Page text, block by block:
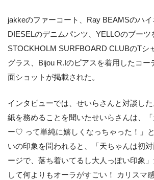
jakkeのファーコート、Ray BEAMSのハイ
DIESELのデニムパンツ、YELLOのブーツ
STOCKHOLM SURFBOARD CLUBのTシ
グラス、Bijou R.Iのピアスを着用したコー
面ショットが掲載された。
インタビューでは、せいらさんと対談し
紙を務めることを聞いたせいらさんは、
ー♡ って単純に嬉しくなっちゃった！」
いの印象を問われると、「天ちゃんは初
ージで、落ち着いてるし大人っぽい印象
して何よりもオーラがすごい！ カリスマ